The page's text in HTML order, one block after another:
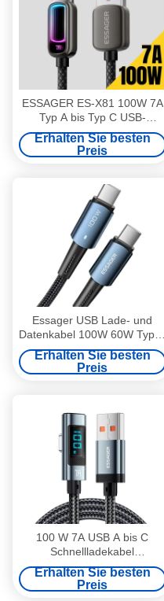
ESSAGER ES-X81 100W 7A
Typ A bis Typ C USB-
Schnellladekabel
Zinklegierung geflochten 1m
2m
Erhalten Sie besten
Preis
Essager USB Lade- und
Datenkabel 100W 60W Typ C
auf Typ C Kabel für Mbk
Huawei
Erhalten Sie besten
Preis
100 W 7A USB A bis C
Schnellladekabel
Telefonkabel Digitales
Display 1m 2m ESSAGER
ES-X47
Erhalten Sie besten
Preis